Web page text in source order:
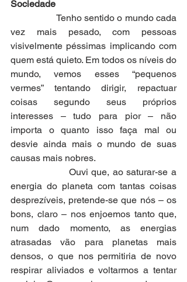
Sociedade
Tenho sentido o mundo cada
vez mais pesado, com pessoas
visivelmente péssimas implicando com
quem está quieto. Em todos os níveis do
mundo, vemos esses “pequenos
vermes” tentando dirigir, repactuar
coisas segundo seus próprios
interesses – tudo para pior – não
importa o quanto isso faça mal ou
desvie ainda mais o mundo de suas
causas mais nobres.
Ouvi que, ao saturar-se a
energia do planeta com tantas coisas
desprezíveis, pretende-se que nós – os
bons, claro – nos enjoemos tanto que,
num dado momento, as energias
atrasadas vão para planetas mais
densos, o que nos permitiria de novo
respirar aliviados e voltarmos a tentar